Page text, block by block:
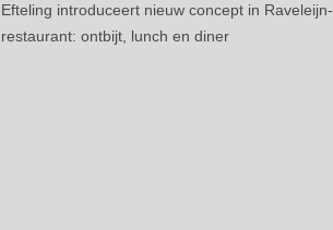
Efteling introduceert nieuw concept in Raveleijn-
restaurant: ontbijt, lunch en diner